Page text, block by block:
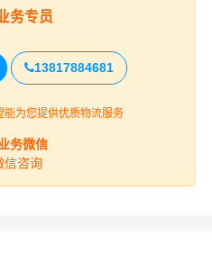
货物运输更加安全、及时、
务专员
13817884681
能为您提供优质物流服务
务微信